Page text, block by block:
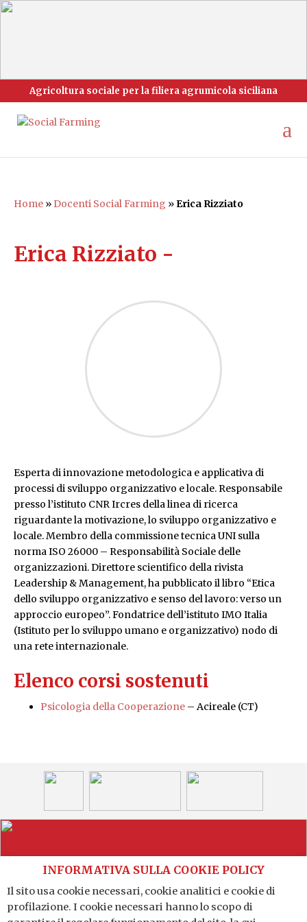
Agricoltura sociale per la filiera agrumicola siciliana
Home » Docenti Social Farming »Erica Rizziato
Erica Rizziato -
Esperta di innovazione metodologica e applicativa di
processi di sviluppo organizzativo e locale. Responsabile
presso l’istituto CNR Ircres della linea di ricerca
riguardante la motivazione, lo sviluppo organizzativo e
locale. Membro della commissione tecnica UNI sulla
norma ISO 26000 – Responsabilità Sociale delle
organizzazioni. Direttore scientifico della rivista
Leadership & Management, ha pubblicato il libro “Etica
dello sviluppo organizzativo e senso del lavoro: verso un
approccio europeo”. Fondatrice dell’istituto IMO Italia
(Istituto per lo sviluppo umano e organizzativo) nodo di
una rete internazionale.
Elenco corsi sostenuti
Psicologia della Cooperazione – Acireale (CT)
Distretto Produttivo Agrumi di Sicilia
INFORMATIVA SULLA COOKIE POLICY
Il sito usa cookie necessari, cookie analitici e cookie di
profilazione. I cookie necessari hanno lo scopo di